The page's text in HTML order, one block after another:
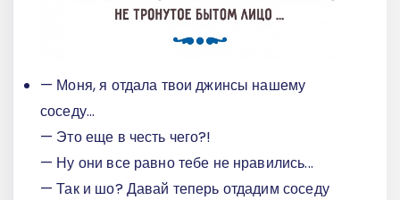
— Моня, я отдала твои джинсы нашему
соседу...
— Это еще в честь чего?!
— Ну они все равно тебе не нравились...
— Так и шо? Давай теперь отдадим соседу